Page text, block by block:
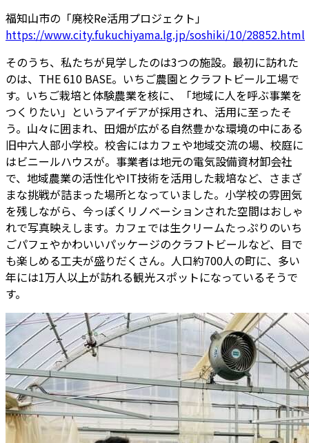
福知山市の「廃校Re活用プロジェクト」
https://www.city.fukuchiyama.lg.jp/soshiki/10/28852.html
そのうち、私たちが見学したのは3つの施設。最初に訪れた
のは、THE 610 BASE。いちご農園とクラフトビール工場で
す。いちご栽培と体験農業を核に、「地域に人を呼ぶ事業を
つくりたい」というアイデアが採用され、活用に至ったそ
う。山々に囲まれ、田畑が広がる自然豊かな環境の中にある
旧中六人部小学校。校舎にはカフェや地域交流の場、校庭に
はビニールハウスが。事業者は地元の電気設備資材卸会社
で、地域農業の活性化やIT技術を活用した栽培など、さまざ
まな挑戦が詰まった場所となっていました。小学校の雰囲気
を残しながら、今っぽくリノベーションされた空間はおしゃ
れで写真映えします。カフェでは生クリームたっぷりのいち
ごパフェやかわいいパッケージのクラフトビールなど、目で
も楽しめる工夫が盛りだくさん。人口約700人の町に、多い
年には1万人以上が訪れる観光スポットになっているそうで
す。